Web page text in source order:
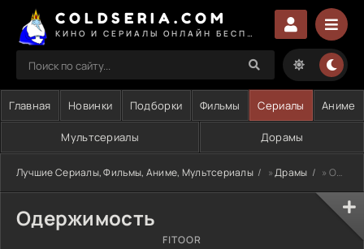
COLDSERIA.COM
Главная Новинки Подборки Фильмы Сериалы Аниме
Мультсериалы Дорамы
Лучшие Сериалы, Фильмы, Аниме, Мультсериалы »Драмы » Одержимость
Одержимость
FITOOR